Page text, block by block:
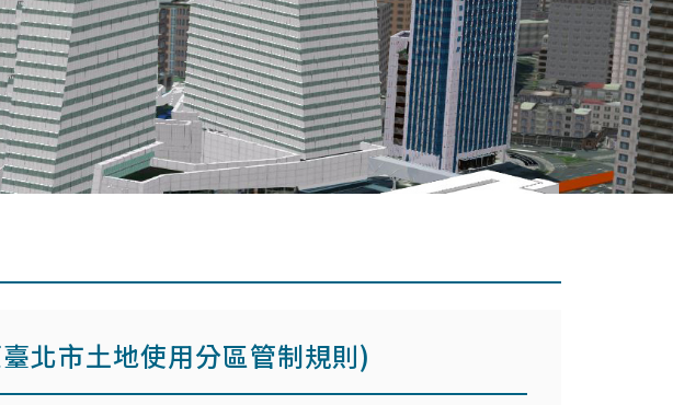
北市土地使用分區管制規則)